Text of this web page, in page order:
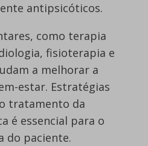
antipsicóticos.
como terapia
fisioterapia e
a melhorar a
estar. Estratégias
tratamento da
é essencial para o
do paciente.